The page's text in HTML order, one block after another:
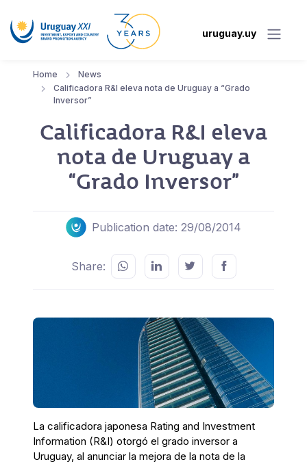
uruguay.uy
Home
News
Calificadora R&I eleva nota de Uruguay a “Grado
Inversor”
Calificadora R&I eleva
nota de Uruguay a
“Grado Inversor”
Publication date: 29/08/2014
Share:
La calificadora japonesa Rating and Investment
Information (R&I) otorgó el grado inversor a
Uruguay, al anunciar la mejora de la nota de la